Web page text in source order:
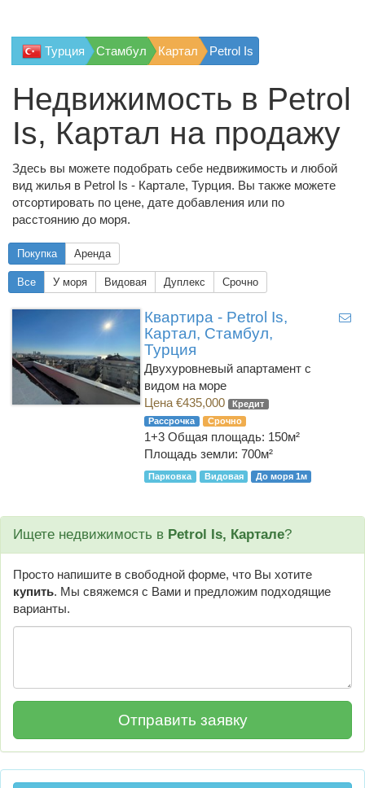
Турция Стамбул Картал Petrol Is
Недвижимость в Petrol
Is, Картал на продажу
Здесь вы можете подобрать себе недвижимость и любой
вид жилья в Petrol Is - Картале, Турция. Вы также можете
отсортировать по цене, дате добавления или по
расстоянию до моря.
Покупка Аренда
Все У моря Видовая Дуплекс Срочно
Квартира - Petrol Is,
Картал, Стамбул,
Турция
Двухуровневый апартамент с
видом на море
Цена €435,000
Кредит
Рассрочка
Срочно
1+3 Общая площадь: 150м²
Площадь земли: 700м²
Парковка Видовая До моря 1м
Ищете недвижимость в Petrol Is, Картале?
Просто напишите в свободной форме, что Вы хотите
купить. Мы свяжемся с Вами и предложим подходящие
варианты.